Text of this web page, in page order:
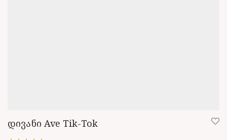
დივანი Ave Tik-Tok